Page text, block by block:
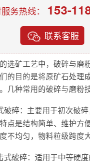
务热线： 153-
联系客服
选矿工艺中，破碎与磨
的目的是将原矿石处理
几种常用的破碎与磨粉
破碎： 主要用于初次破
点是结构简单、维护方
不均匀，物料粒级跨度大
式破碎：适用于中等硬